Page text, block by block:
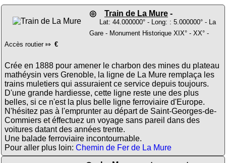
◎ Train de La Mure-
Lat: 44.000000° - Long: : 5.000000° - La
Gare - Monument Historique XIX° - XX° -
Accès routier ⤇ €
Crée en 1888 pour amener le charbon des mines du plateau
mathéysin vers Grenoble, la ligne de La Mure remplaça les
trains muletiers qui assuraient ce service depuis toujours.
D'une grande hardiesse, cette ligne reste une des plus
belles, si ce n'est la plus belle ligne ferroviaire d'Europe.
N'hésitez pas à l'emprunter au départ de Saint-Georges-de-
Commiers et éffectuez un voyage sans pareil dans des
voitures datant des années trente.
Une balade ferroviaire incontournable.
Pour aller plus loin: Chemin de Fer de La Mure